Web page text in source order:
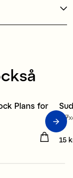
Plans for
Pris
15